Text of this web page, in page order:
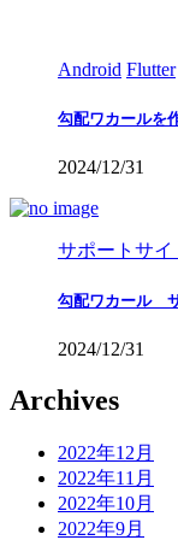
Android Flutter
勾配ワカールを
2024/12/31
サポートサイ
勾配ワカール
2024/12/31
Archives
2022年12月
2022年11月
2022年10月
2022年9月